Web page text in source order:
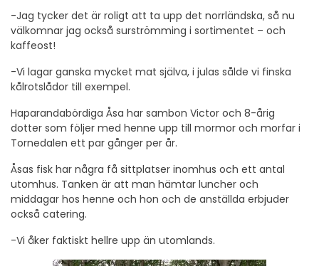
-Jag tycker det är roligt att ta upp det norrländska, så nu
välkomnar jag också surströmming i sortimentet – och
kaffeost!
-Vi lagar ganska mycket mat själva, i julas sålde vi finska
kålrotslådor till exempel.
Haparandabördiga Åsa har sambon Victor och 8-årig
dotter som följer med henne upp till mormor och morfar i
Tornedalen ett par gånger per år.
Åsas fisk har några få sittplatser inomhus och ett antal
utomhus. Tanken är att man hämtar luncher och
middagar hos henne och hon och de anställda erbjuder
också catering.
-Vi åker faktiskt hellre upp än utomlands.